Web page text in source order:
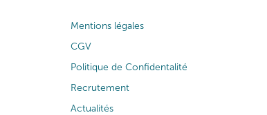
Mentions légales
CGV
Politique de Confidentalité
Recrutement
Actualités